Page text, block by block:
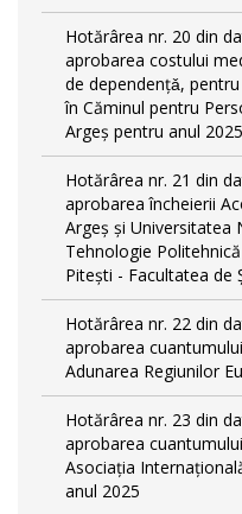
Hotărârea nr. 20 din
aprobarea costului
de dependențǎ,
în Căminul pentru
Argeș pentru anul 2025
Hotărârea nr. 21 din
aprobarea încheierii
Argeș și Universitatea
Tehnologie
Pitești - Facultatea de
Hotărârea nr. 22 din
aprobarea
Adunarea Regiunilor
Hotărârea nr. 23 din
aprobarea
Asociația
anul 2025